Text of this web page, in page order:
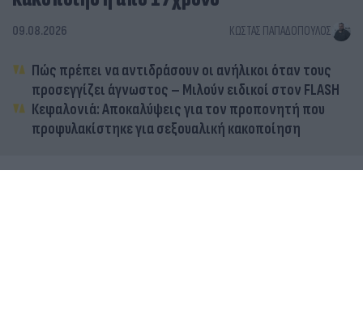
09.08.2026 ΚΏΣΤΑΣ ΠΑΠΑΔΌΠΟΥΛΟΣ
Πώς πρέπει να αντιδράσουν οι ανήλικοι όταν τους
προσεγγίζει άγνωστος – Μιλούν ειδικοί στον FLASH
Κεφαλονιά: Αποκαλύψεις για τον προπονητή που
προφυλακίστηκε για σεξουαλική κακοποίηση